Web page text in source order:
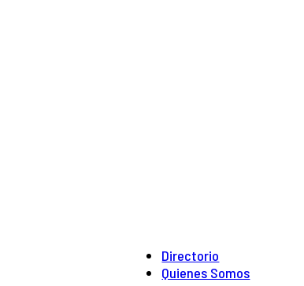
Directorio
Quienes Somos